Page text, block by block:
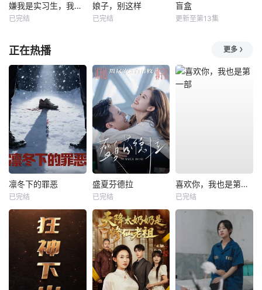
嫌我是实习生，我亮出老板身份
已完结
娘子，别这样
已完结
盲盒
更新至第13集
正在热播 更多
凛冬下的罪恶
已完结
盛夏芬德拉
已完结
喜欢你，我也是第一部
已完结